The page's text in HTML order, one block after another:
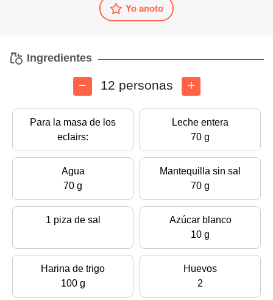
Yo anoto
Ingredientes
12 personas
Para la masa de los
eclairs:
Leche entera
70 g
Agua
70 g
Mantequilla sin sal
70 g
1 piza de sal
Azúcar blanco
10 g
Harina de trigo
100 g
Huevos
2